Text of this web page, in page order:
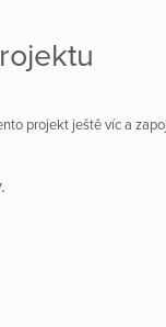
projekt ještě víc a